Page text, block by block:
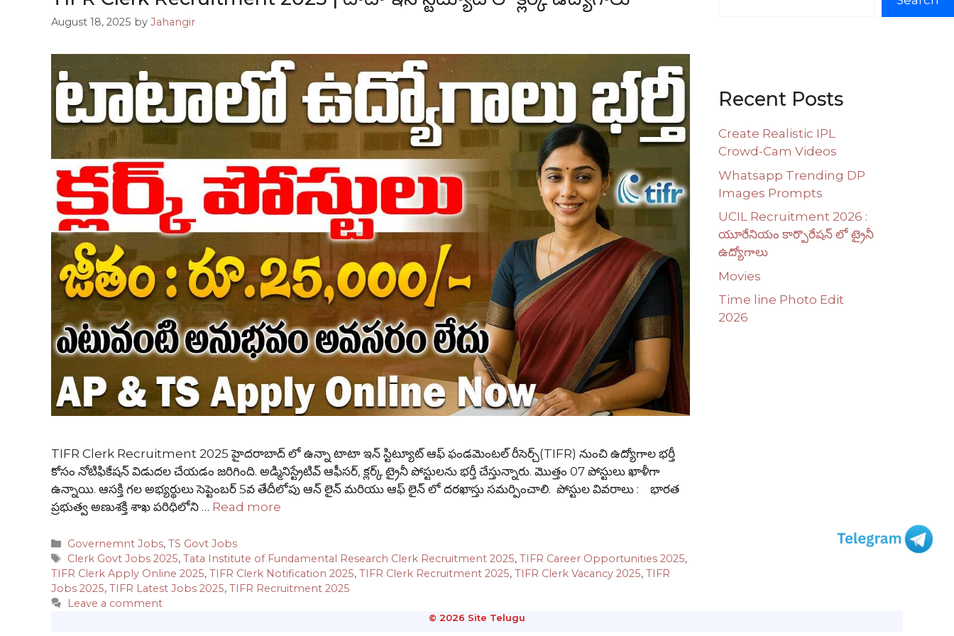
August 18, 2025 by Jahangir
TIFR Clerk Recruitment 2025 హైదరాబాద్ లో ఉన్నా టాటా ఇన్ స్టిట్యూట్ ఆఫ్ ఫండమెంటల్ రీసెర్చ్(TIFR) నుంచి ఉద్యోగాల భర్తీ
కోసం నోటిఫికేషన్ విడుదల చేయడం జరిగింది. అడ్మినిస్ట్రేటివ్ ఆఫీసర్, క్లర్క్ ట్రైనీ పోస్టులను భర్తీ చేస్తున్నారు. మొత్తం 07 పోస్టులు ఖాళీగా
ఉన్నాయి. ఆసక్తి గల అభ్యర్థులు సెప్టెంబర్ 5వ తేదీలోపు ఆన్ లైన్ మరియు ఆఫ్ లైన్ లో దరఖాస్తు సమర్పించాలి. పోస్టుల వివరాలు : భారత
ప్రభుత్వ అణుశక్తి శాఖ పరిధిలోని … Read more
Categories
Governemnt Jobs,TS Govt Jobs
Tags
Clerk Govt Jobs 2025,Tata Institute of Fundamental Research Clerk Recruitment 2025,TIFR Career Opportunities 2025,
TIFR Clerk Apply Online 2025, TIFR Clerk Notification 2025, TIFR Clerk Recruitment 2025, TIFR Clerk Vacancy 2025, TIFR
Jobs 2025, TIFR Latest Jobs 2025, TIFR Recruitment 2025
Leave a comment
Recent Posts
Create Realistic IPL
Crowd-Cam Videos
Whatsapp Trending DP
Images Prompts
UCIL Recruitment 2026 :
యూరేనియం కార్పొరేషన్ లో ట్రైనీ
ఉద్యోగాలు
Movies
Time line Photo Edit
2026
© 2026 Site Telugu